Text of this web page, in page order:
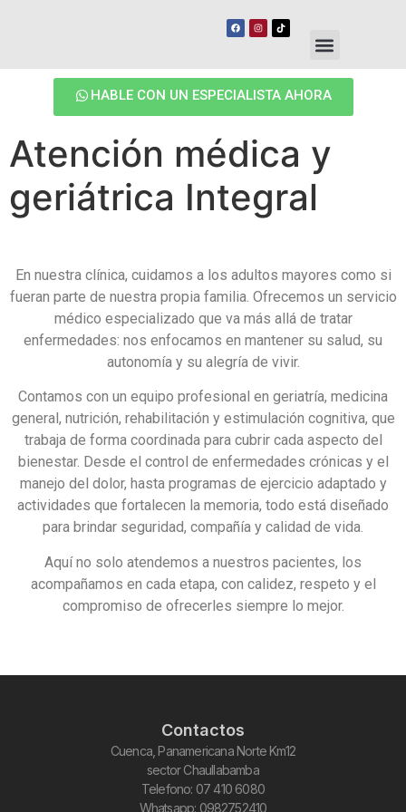
HABLE CON UN ESPECIALISTA AHORA
Atención médica y
geriátrica Integral
En nuestra clínica, cuidamos a los adultos mayores como si
fueran parte de nuestra propia familia. Ofrecemos un servicio
médico especializado que va más allá de tratar
enfermedades: nos enfocamos en mantener su salud, su
autonomía y su alegría de vivir.
Contamos con un equipo profesional en geriatría, medicina
general, nutrición, rehabilitación y estimulación cognitiva, que
trabaja de forma coordinada para cubrir cada aspecto del
bienestar. Desde el control de enfermedades crónicas y el
manejo del dolor, hasta programas de ejercicio adaptado y
actividades que fortalecen la memoria, todo está diseñado
para brindar seguridad, compañía y calidad de vida.
Aquí no solo atendemos a nuestros pacientes, los
acompañamos en cada etapa, con calidez, respeto y el
compromiso de ofrecerles siempre lo mejor.
Contactos
Cuenca, Panamericana Norte Km12
sector Chaullabamba
Telefono: 07 410 6080
Whatsapp: 0982752410